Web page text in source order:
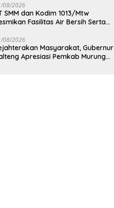
08/2026
SMM dan Kodim 1013/Mtw
Fasilitas Air Bersih Serta
08/2026
Masyarakat, Gubernur
Apresiasi Pemkab Murung